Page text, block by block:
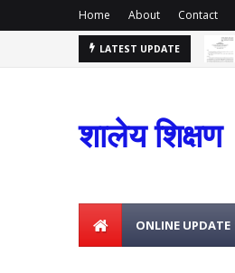
Home About Contact
LATEST UPDATE
शालेय शिक्षण
ONLINE UPDATE